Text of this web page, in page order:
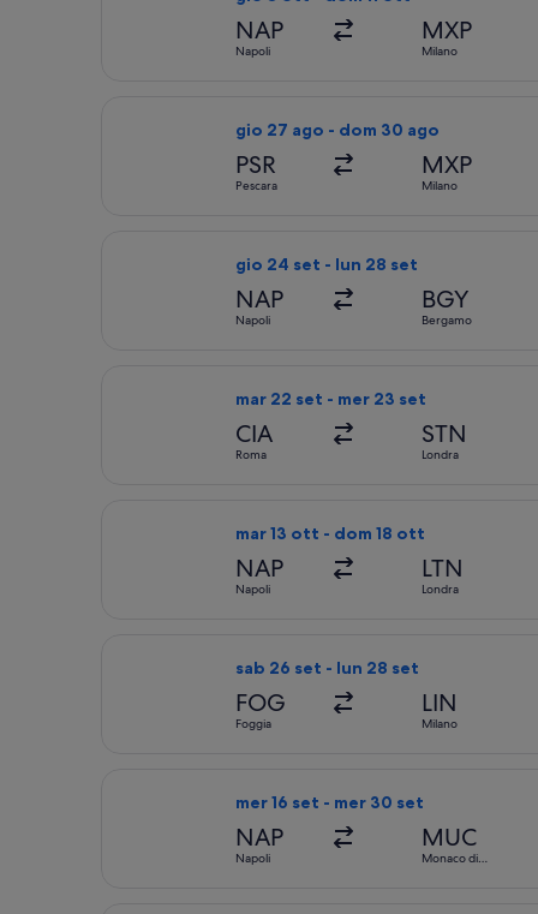
NAP
Napoli
MXP
Milano
gio 27 ago - dom 30 ago
PSR
Pescara
MXP
Milano
gio 24 set - lun 28 set
NAP
Napoli
BGY
Bergamo
mar 22 set - mer 23 set
CIA
Roma
STN
Londra
mar 13 ott - dom 18 ott
NAP
Napoli
LTN
Londra
sab 26 set - lun 28 set
FOG
Foggia
LIN
Milano
mer 16 set - mer 30 set
NAP
Napoli
MUC
Monaco di